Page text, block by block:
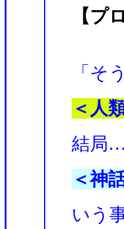
【プ
「そ
＜人
結局…
＜神
いう